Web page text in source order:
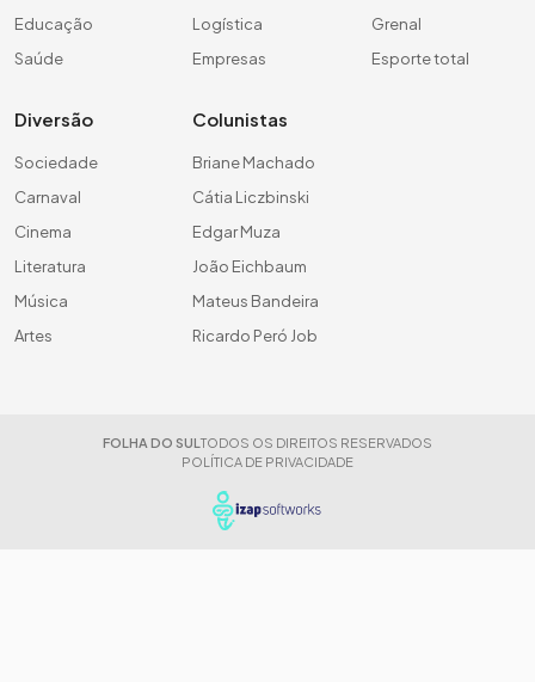
Educação
Saúde
Logística
Empresas
Grenal
Esporte total
Diversão
Sociedade
Carnaval
Cinema
Literatura
Música
Artes
Colunistas
Briane Machado
Cátia Liczbinski
Edgar Muza
João Eichbaum
Mateus Bandeira
Ricardo Peró Job
FOLHA DO SUL TODOS OS DIREITOS RESERVADOS
POLÍTICA DE PRIVACIDADE